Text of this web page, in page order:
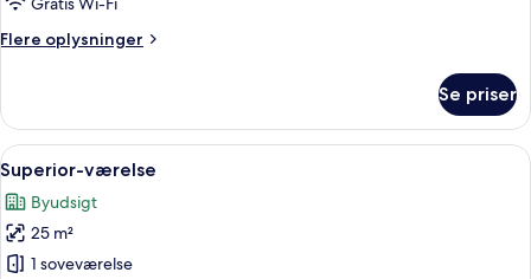
Flere oplysninger
Flere
dobbeltværelse
Se priser
Indlæs
alle
billeder
af
Superior-
Et hotelværelse med en seng, et
6
Superior-værelse
Byudsigt
25 m²
1 soveværelse